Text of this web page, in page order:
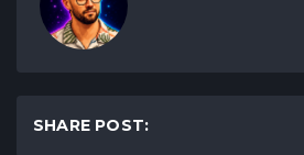
SHARE POST: